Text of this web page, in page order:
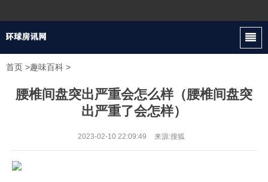
首页 >趣味百科 >
腰椎间盘突出严重会怎么样（腰椎间盘突
出严重了会怎样）
2023-02-10 22:09:49 来源:搜狐